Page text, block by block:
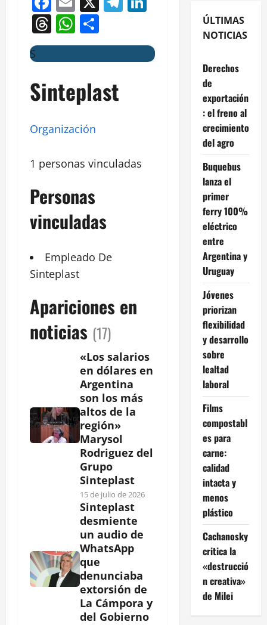
Threads
WhatsApp
S
Sinteplast
Organización
1 personas vinculadas
Personas
vinculadas
Empleado De
Sinteplast
Apariciones en
noticias (17)
«Los salarios
en dólares en
Argentina
son los más
altos de la
región»
Marysol
Rodriguez del
Grupo
Sinteplast
15 de julio de 2026
Sinteplast
desmiente
un audio de
WhatsApp
que
denunciaba
extorsión de
La Cámpora y
del Gobierno
ÚLTIMAS
NOTICIAS
Derechos
de
exportación
: el freno al
crecimiento
del agro
Buquebus
lanza el
primer
ferry 100%
eléctrico
entre
Argentina y
Uruguay
Jóvenes
priorizan
flexibilidad
y desarrollo
sobre
lealtad
laboral
Films
compostabl
es para
carne:
calidad
intacta y
menos
plástico
Cachanosky
critica la
«destrucció
n creativa»
de Milei